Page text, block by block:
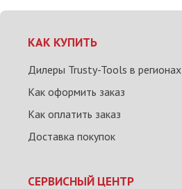
КАК КУПИТЬ
Дилеры Trusty-Tools в регионах
Как оформить заказ
Как оплатить заказ
Доставка покупок
СЕРВИСНЫЙ ЦЕНТР